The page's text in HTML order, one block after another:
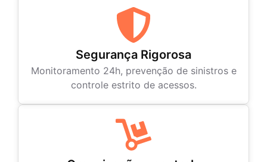
Segurança Rigorosa
Monitoramento 24h, prevenção de sinistros e
controle estrito de acessos.